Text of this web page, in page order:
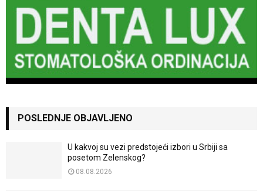
POSLEDNJE OBJAVLJENO
U kakvoj su vezi predstojeći izbori u Srbiji sa
posetom Zelenskog?
08.08.2026